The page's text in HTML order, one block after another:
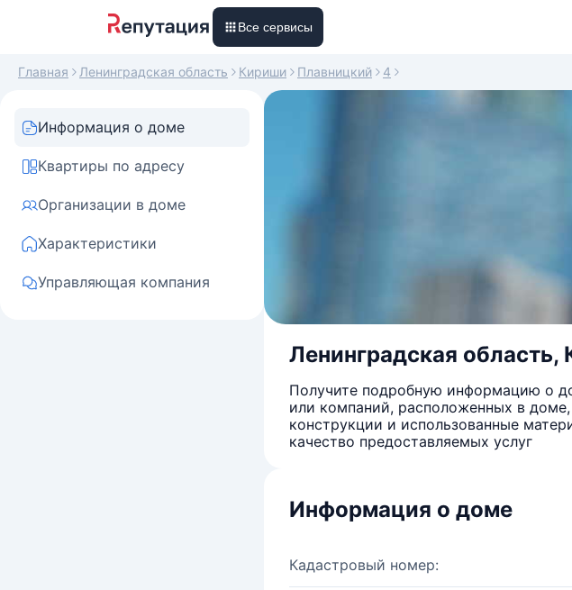
Все сервисы
Главная Ленинградская область Кириши Плавницкий 4
Информация о доме
Квартиры по адресу
Организации в доме
Характеристики
Управляющая компания
Ленинградская
Получите подробную информацию о
или компаний, расположенных в
конструкции и использованные
качество предоставляемых услуг
Информация о доме
Кадастровый номер: